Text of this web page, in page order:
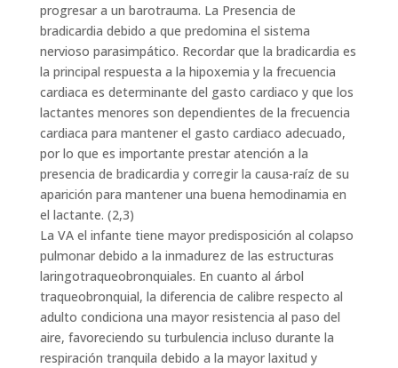
progresar a un barotrauma. La Presencia de
bradicardia debido a que predomina el sistema
nervioso parasimpático. Recordar que la bradicardia es
la principal respuesta a la hipoxemia y la frecuencia
cardiaca es determinante del gasto cardiaco y que los
lactantes menores son dependientes de la frecuencia
cardiaca para mantener el gasto cardiaco adecuado,
por lo que es importante prestar atención a la
presencia de bradicardia y corregir la causa-raíz de su
aparición para mantener una buena hemodinamia en
el lactante. (2,3)
La VA el infante tiene mayor predisposición al colapso
pulmonar debido a la inmadurez de las estructuras
laringotraqueobronquiales. En cuanto al árbol
traqueobronquial, la diferencia de calibre respecto al
adulto condiciona una mayor resistencia al paso del
aire, favoreciendo su turbulencia incluso durante la
respiración tranquila debido a la mayor laxitud y